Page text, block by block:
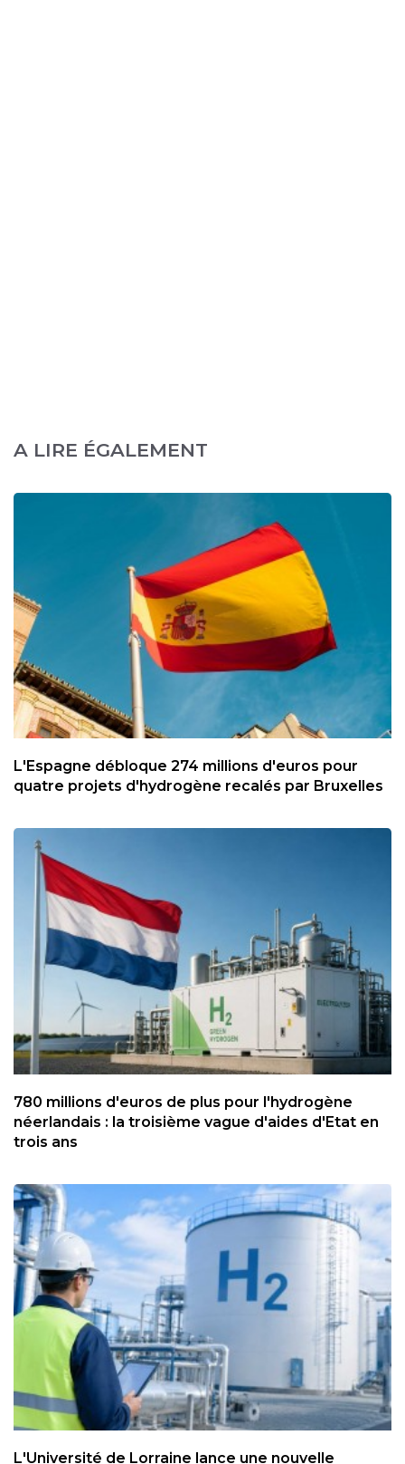
A LIRE ÉGALEMENT
L'Espagne débloque 274 millions d'euros pour
quatre projets d'hydrogène recalés par Bruxelles
780 millions d'euros de plus pour l'hydrogène
néerlandais : la troisième vague d'aides d'Etat en
trois ans
L'Université de Lorraine lance une nouvelle